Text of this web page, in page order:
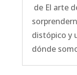
de El arte
distópico y
dónde